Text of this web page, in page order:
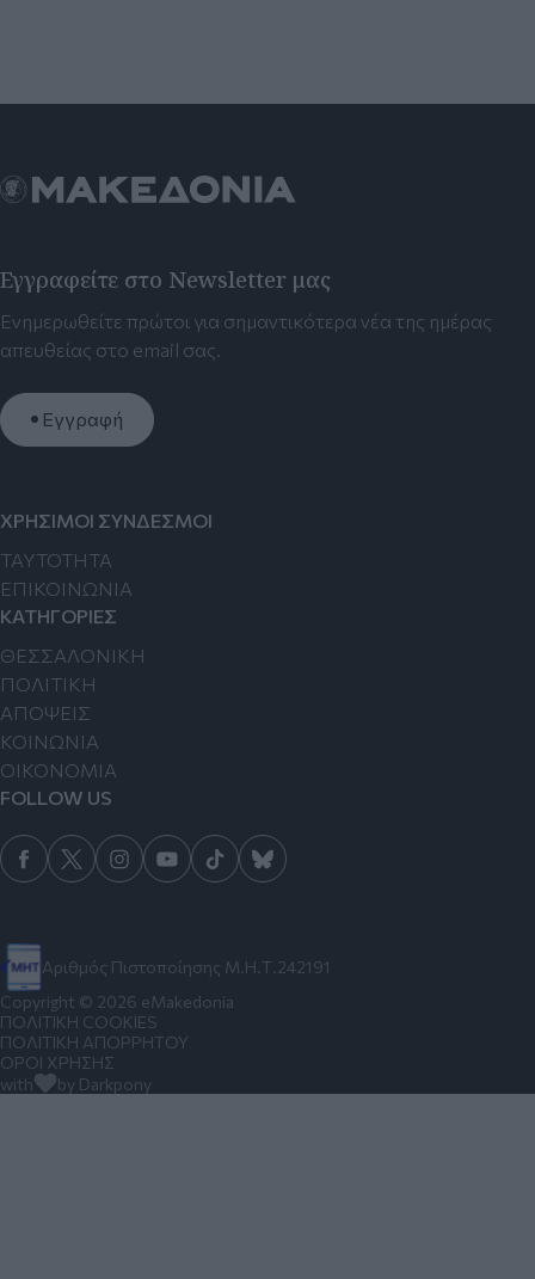
Εγγραφείτε στο Newsletter μας
Ενημερωθείτε πρώτοι για σημαντικότερα νέα της ημέρας
απευθείας στο email σας.
Εγγραφή
Αριθμός Πιστοποίησης Μ.Η.Τ.242191
ΧΡΗΣΙΜΟΙ ΣΥΝΔΕΣΜΟΙ
TAYTOTHTA
ΕΠΙΚΟΙΝΩΝΙΑ
ΚΑΤΗΓΟΡΙΕΣ
ΘΕΣΣΑΛΟΝΙΚΗ
ΠΟΛΙΤΙΚΗ
ΑΠΟΨΕΙΣ
ΚΟΙΝΩΝΙΑ
ΟΙΚΟΝΟΜΙΑ
FOLLOW US
Copyright © 2026 eMakedonia
ΠΟΛΙΤΙΚΗ COOKIES
ΠΟΛΙΤΙΚΗ ΑΠΟΡΡΗΤΟΥ
ΟΡΟΙ ΧΡΗΣΗΣ
with
by Darkpony